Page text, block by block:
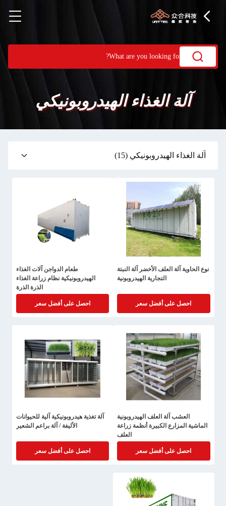
آلة الغذاء الهيدروبونيكي
آلة الغذاء الهيدروبونيكي (15)
نوع الحاوية آلة العلف الأخضر آلة النبتة
التجارية الهيدروبونية
احصل على أفضل سعر
طعام الدواجن آلات الغذاء
الهيدروبونيكية نظام زراعة الغذاء
الذرة الذرة
احصل على أفضل سعر
العشب آلة العلف الهيدروبونية
الماشية المزارع الكبيرة أنظمة زراعة
العلف
احصل على أفضل سعر
آلة تغذية هيدروبونيكية آلية للحيوانات
الأليفة / آلة براعم الشعير
احصل على أفضل سعر